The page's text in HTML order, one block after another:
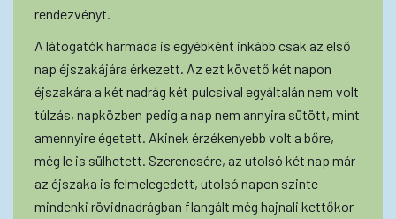
rendezvényt.
A látogatók harmada is egyébként inkább csak az első
nap éjszakájára érkezett. Az ezt követő két napon
éjszakára a két nadrág két pulcsival egyáltalán nem volt
túlzás, napközben pedig a nap nem annyira sütött, mint
amennyire égetett. Akinek érzékenyebb volt a bőre,
még le is sülhetett. Szerencsére, az utolsó két nap már
az éjszaka is felmelegedett, utolsó napon szinte
mindenki rövidnadrágban flangált még hajnali kettőkor